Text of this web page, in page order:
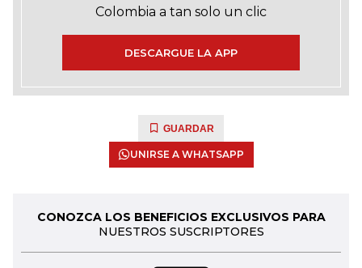
Colombia a tan solo un clic
DESCARGUE LA APP
GUARDAR
UNIRSE A WHATSAPP
CONOZCA LOS BENEFICIOS EXCLUSIVOS PARA
NUESTROS SUSCRIPTORES